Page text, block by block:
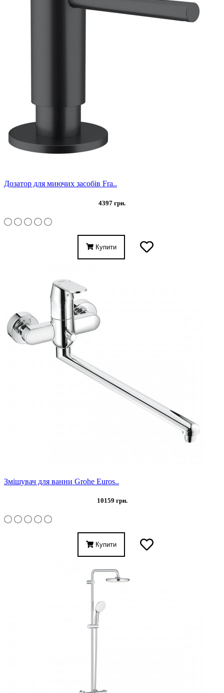
Дозатор для миючих засобів Fra..
4397 грн.
Купити
Змішувач для ванни Grohe Euros..
10159 грн.
Купити